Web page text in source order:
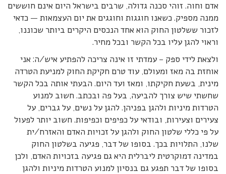
אדם וחוה. זוהי סכנה גדולה, שרבים בישראל היום אינם חוששים
ממנה מספיק. כשאנו חוגגות וחוגגים את יום העצמאות — כדאי
לזכור ששלטון החוק הוא אחד הנכסים היקרים ביותר שכוננו,
וראוי להגן עליו בכל הקשר ובכל מחיר.
ולצאת לידי ספק – עמדתי זו אינה צריכה להפתיע איש/ה: אני
אוחזת בה מאז ומעולם, עוד טרם חקיקת החוק למניעת הטרדה
מינית, בשעת חקיקתו, ומאז ועד היום. הבעתי אותה בכל הקשר
שחשתי שיש צורך להביעה, בעל פה ובכתב. חשוב למנוע
הטרדות מיניות ולהגן בפניהן. להגן על נשים, על גברים, על
צעירים וצעירות, ובודאי על כפיפים וכפיפות. חשוב יותר לפעול
על פי כללי שלטון החוק ולהגן על זכויות האדם והאזרח/ית
שלנו, התלויות בכך. בסופו של דבר, פגיעה בשלטון החוק
במדינה דמוקרטית ליברלית היא גם פגיעה בזכויות האדם, ולכן
בסופו של דבר תפגע גם בנסיון למנוע הטרדות מיניות ולהגן